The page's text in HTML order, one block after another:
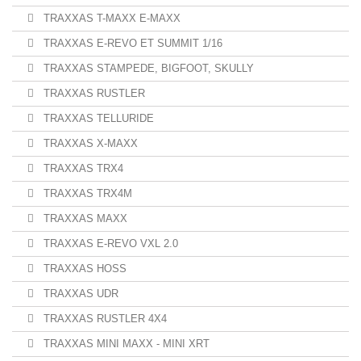
TRAXXAS T-MAXX E-MAXX
TRAXXAS E-REVO ET SUMMIT 1/16
TRAXXAS STAMPEDE, BIGFOOT, SKULLY
TRAXXAS RUSTLER
TRAXXAS TELLURIDE
TRAXXAS X-MAXX
TRAXXAS TRX4
TRAXXAS TRX4M
TRAXXAS MAXX
TRAXXAS E-REVO VXL 2.0
TRAXXAS HOSS
TRAXXAS UDR
TRAXXAS RUSTLER 4X4
TRAXXAS MINI MAXX - MINI XRT